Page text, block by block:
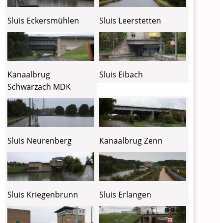
Sluis Eckersmühlen Sluis Leerstetten
Kanaalbrug
Schwarzach MDK
Sluis Eibach
Sluis Neurenberg Kanaalbrug Zenn
Sluis Kriegenbrunn Sluis Erlangen